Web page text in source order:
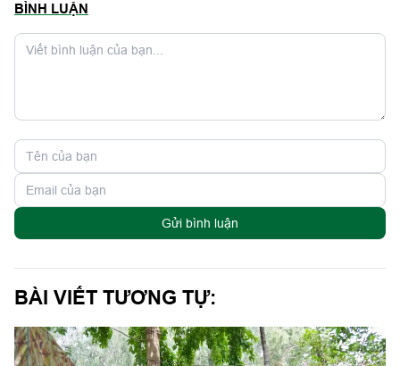
BÌNH LUẬN
Gửi bình luận
BÀI VIẾT TƯƠNG TỰ: